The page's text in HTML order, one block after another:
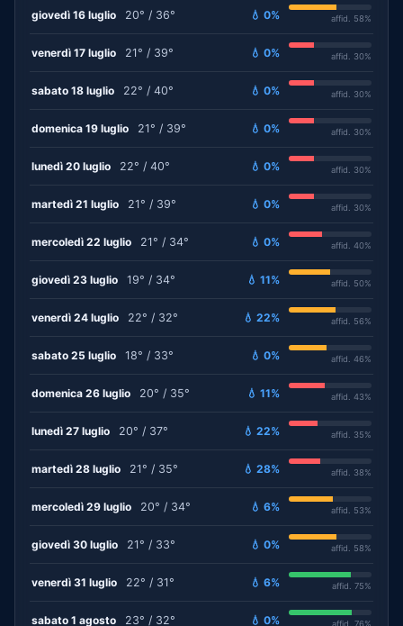
giovedì 16 luglio 20° / 36° 💧 0% affid. 58%
venerdì 17 luglio 21° / 39° 💧 0% affid. 30%
sabato 18 luglio 22° / 40° 💧 0% affid. 30%
domenica 19 luglio 21° / 39° 💧 0% affid. 30%
lunedì 20 luglio 22° / 40° 💧 0% affid. 30%
martedì 21 luglio 21° / 39° 💧 0% affid. 30%
mercoledì 22 luglio 21° / 34° 💧 0% affid. 40%
giovedì 23 luglio 19° / 34° 💧 11% affid. 50%
venerdì 24 luglio 22° / 32° 💧 22% affid. 56%
sabato 25 luglio 18° / 33° 💧 0% affid. 46%
domenica 26 luglio 20° / 35° 💧 11% affid. 43%
lunedì 27 luglio 20° / 37° 💧 22% affid. 35%
martedì 28 luglio 21° / 35° 💧 28% affid. 38%
mercoledì 29 luglio 20° / 34° 💧 6% affid. 53%
giovedì 30 luglio 21° / 33° 💧 0% affid. 58%
venerdì 31 luglio 22° / 31° 💧 6% affid. 75%
sabato 1 agosto 23° / 32° 💧 0% affid. 76%